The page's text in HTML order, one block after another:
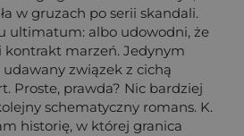
w gruzach po serii skandali.
ultimatum: albo udowodni, że
kontrakt marzeń. Jedynym
związek z cichą
Proste, prawda? Nic bardziej
schematyczny romans. K.
historię, w której granica